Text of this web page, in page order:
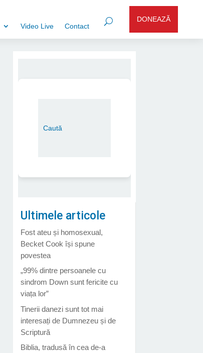
Video Live Contact
DONEAZĂ
Ultimele articole
Fost ateu și homosexual,
Becket Cook își spune
povestea
„99% dintre persoanele cu
sindrom Down sunt fericite cu
viața lor”
Tinerii danezi sunt tot mai
interesați de Dumnezeu și de
Scriptură
Biblia, tradusă în cea de-a